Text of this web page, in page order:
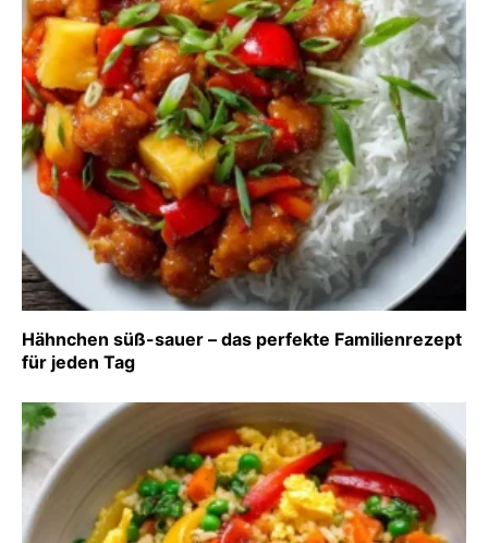
Hähnchen süß-sauer – das perfekte Familienrezept
für jeden Tag